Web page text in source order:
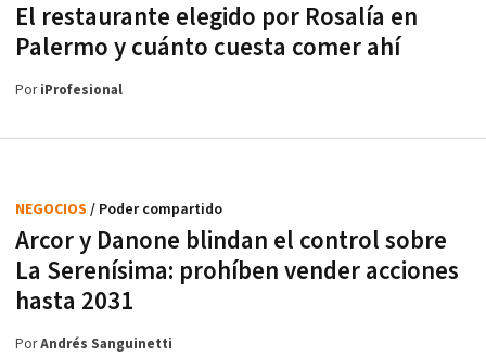
El restaurante elegido por Rosalía en
Palermo y cuánto cuesta comer ahí
PoriProfesional
Arcor y Danone blindan el control sobre
La Serenísima: prohíben vender acciones
hasta 2031
NEGOCIOS / Poder compartido
PorAndrés Sanguinetti